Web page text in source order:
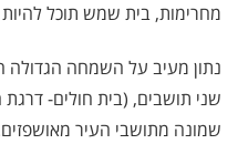
מחרימות, בית שמש תוכל
נתון מעיב על השמחה הגדולה
שני תושבים, (בית חולים- דרגת
שמונה מתושבי העיר